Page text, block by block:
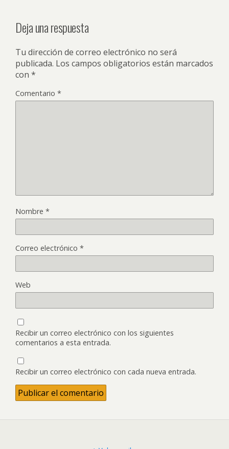
Deja una respuesta
Tu dirección de correo electrónico no será
publicada. Los campos obligatorios están marcados
con *
Comentario *
Nombre *
Correo electrónico *
Web
Recibir un correo electrónico con los siguientes
comentarios a esta entrada.
Recibir un correo electrónico con cada nueva entrada.